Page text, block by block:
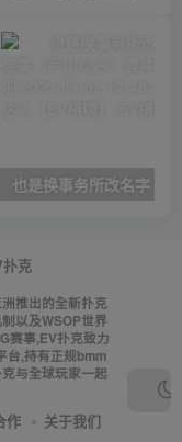
克
推出的全新扑克
以及WSOP世界
赛事,EV扑克致力
台,持有正规bmm
与全球玩家一起
作 关于我们